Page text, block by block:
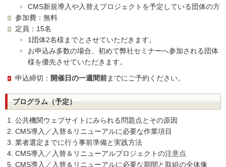
CMS新規導入や入替えプロジェクトを予定している団体の方
参加費：無料
定員：15名
1団体2名様までとさせていただきます。
お申込み多数の場合、初めて弊社セミナーへ参加される団体
様を優先させていただきます。
申込締切： 開催日の一週間前までにご予約ください。
プログラム（予定）
公共機関ウェブサイトにみられる問題点とその原因
CMS導入／入替＆リニューアルに必要な作業項目
業者選定までに行う事前準備と実践方法
CMS導入／入替＆リニューアルプロジェクトの注意点
CMS導入／入替＆リニューアルに必要な期間と取組の全体像